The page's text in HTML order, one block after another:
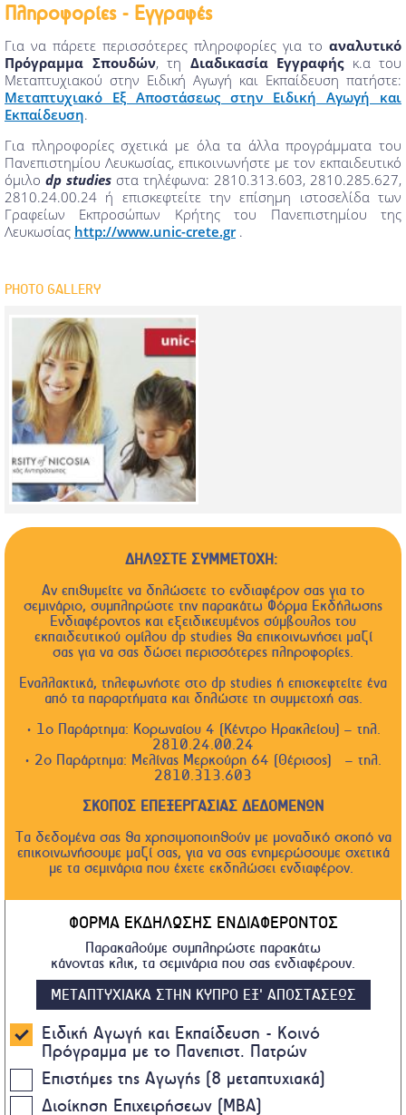
Πληροφορίες - Εγγραφές
Για να πάρετε περισσότερες πληροφορίες για το αναλυτικό
Πρόγραμμα Σπουδών, τη Διαδικασία Εγγραφήςκ.α του
Μεταπτυχιακού στην Ειδική Αγωγή και Εκπαίδευση πατήστε:
Μεταπτυχιακό Εξ Αποστάσεως στην Ειδική Αγωγή και
Εκπαίδευση.
Για πληροφορίες σχετικά με όλα τα άλλα προγράμματα του
Πανεπιστημίου Λευκωσίας, επικοινωνήστε με τον εκπαιδευτικό
όμιλο dp studies στα τηλέφωνα: 2810.313.603, 2810.285.627,
2810.24.00.24 ή επισκεφτείτε την επίσημη ιστοσελίδα των
Γραφείων Εκπροσώπων Κρήτης του Πανεπιστημίου της
Λευκωσίας http://www.unic-crete.gr.
PHOTO GALLERY
ΔΗΛΩΣΤΕ ΣΥΜΜΕΤΟΧΗ:
Αν επιθυμείτε να δηλώσετε το ενδιαφέρον σας για το
σεμινάριο, συμπληρώστε την παρακάτω Φόρμα Εκδήλωσης
Ενδιαφέροντος και εξειδικευμένος σύμβουλος του
εκπαιδευτικού ομίλου dp studies θα επικοινωνήσει μαζί
σας για να σας δώσει περισσότερες πληροφορίες.
Εναλλακτικά, τηλεφωνήστε στο dp studies ή επισκεφτείτε ένα
από τα παραρτήματα και δηλώστε τη συμμετοχή σας.
• 1ο Παράρτημα: Κορωναίου 4 (Κέντρο Ηρακλείου) – τηλ.
2810.24.00.24
• 2ο Παράρτημα: Μελίνας Μερκούρη 64 (Θέρισος) – τηλ.
2810.313.603
ΣΚΟΠΟΣ ΕΠΕΞΕΡΓΑΣΙΑΣ ΔΕΔΟΜΕΝΩΝ
Τα δεδομένα σας θα χρησιμοποιηθούν με μοναδικό σκοπό να
επικοινωνήσουμε μαζί σας, για να σας ενημερώσουμε σχετικά
με τα σεμινάρια που έχετε εκδηλώσει ενδιαφέρον.
ΦΟΡΜΑ ΕΚΔΗΛΩΣΗΣ ΕΝΔΙΑΦΕΡΟΝΤΟΣ
Παρακαλούμε συμπληρώστε παρακάτω
κάνοντας κλικ, τα σεμινάρια που σας ενδιαφέρουν.
ΜΕΤΑΠΤΥΧΙΑΚΑ ΣΤΗΝ ΚΥΠΡΟ ΕΞ' ΑΠΟΣΤΑΣΕΩΣ
Ειδική Αγωγή και Εκπαίδευση - Κοινό
Πρόγραμμα με το Πανεπιστ. Πατρών
Επιστήμες της Αγωγής (8 μεταπτυχιακά)
Διοίκηση Επιχειρήσεων (MBA)